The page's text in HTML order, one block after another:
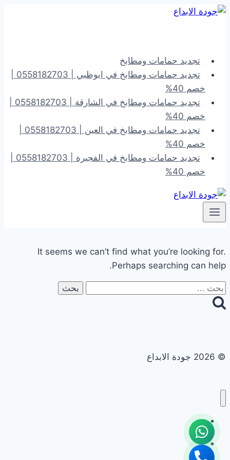
التجاوز
تجديد حمامات ومطابخ
خصم 40%
خصم 40%
خصم 40%
خصم 40%
It seems we can’t find what you’re looking for.
Perhaps searching can help.
البحث
عن:
© 2026 جودة الابداع
تجديد حمامات ومطابخ
تجديد حمامات ومطابخ في ابوظبي | 0558182703 | خصم 40%
تجديد حمامات ومطابخ في الشارقة | 0558182703 | خصم 40%
تجديد حمامات ومطابخ في العين | 0558182703 | خصم 40%